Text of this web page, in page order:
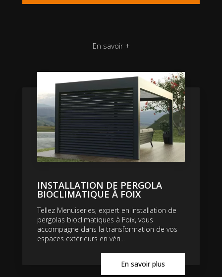
En savoir +
INSTALLATION DE PERGOLA
BIOCLIMATIQUE À FOIX
Tellez Menuiseries, expert en installation de
pergolas bioclimatiques à Foix, vous
accompagne dans la transformation de vos
espaces extérieurs en véri...
En savoir plus